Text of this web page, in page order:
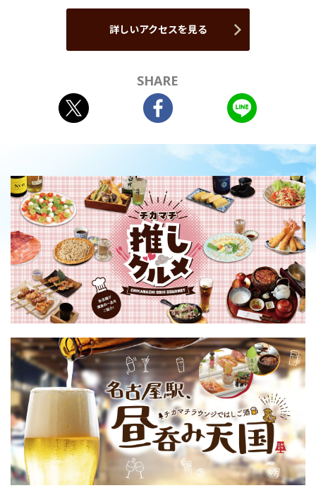
詳しいアクセスを見る
SHARE